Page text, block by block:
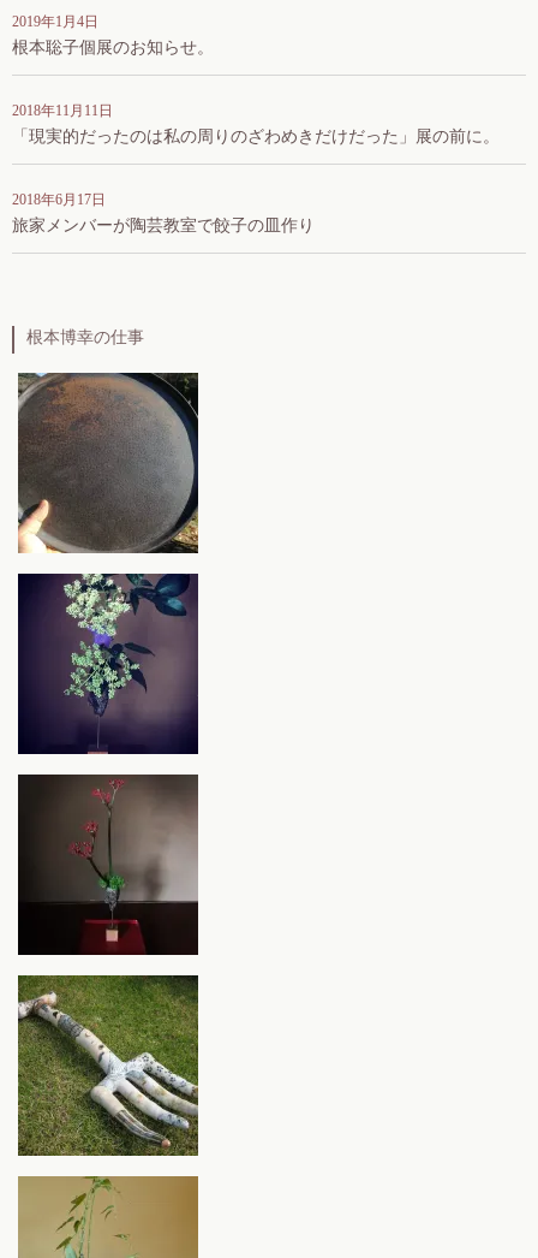
2019年1月4日
根本聡子個展のお知らせ。
2018年11月11日
「現実的だったのは私の周りのざわめきだけだった」展の前に。
2018年6月17日
旅家メンバーが陶芸教室で餃子の皿作り
根本博幸の仕事